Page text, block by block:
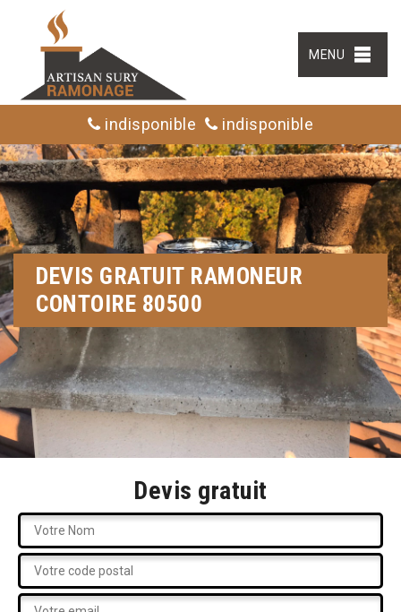
MENU
indisponible indisponible
DEVIS GRATUIT RAMONEUR
CONTOIRE 80500
Devis gratuit